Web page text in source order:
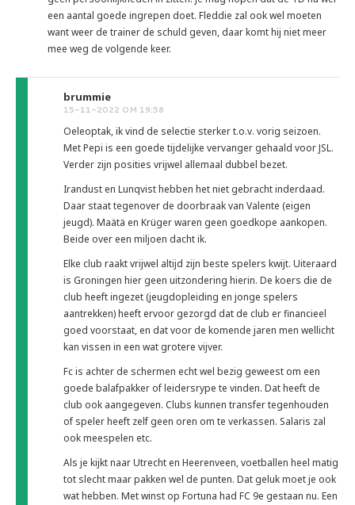
een aantal goede ingrepen doet. Fleddie zal ook wel moeten
want weer de trainer de schuld geven, daar komt hij niet meer
mee weg de volgende keer.
brummie
15-11-2022 OM 19:58
Oeleoptak, ik vind de selectie sterker t.o.v. vorig seizoen.
Met Pepi is een goede tijdelijke vervanger gehaald voor JSL.
Verder zijn posities vrijwel allemaal dubbel bezet.
Irandust en Lunqvist hebben het niet gebracht inderdaad.
Daar staat tegenover de doorbraak van Valente (eigen
jeugd). Maätä en Krüger waren geen goedkope aankopen.
Beide over een miljoen dacht ik.
Elke club raakt vrijwel altijd zijn beste spelers kwijt. Uiteraard
is Groningen hier geen uitzondering hierin. De koers die de
club heeft ingezet (jeugdopleiding en jonge spelers
aantrekken) heeft ervoor gezorgd dat de club er financieel
goed voorstaat, en dat voor de komende jaren men wellicht
kan vissen in een wat grotere vijver.
Fc is achter de schermen echt wel bezig geweest om een
goede balafpakker of leidersrype te vinden. Dat heeft de
club ook aangegeven. Clubs kunnen transfer tegenhouden
of speler heeft zelf geen oren om te verkassen. Salaris zal
ook meespelen etc.
Als je kijkt naar Utrecht en Heerenveen, voetballen heel matig
tot slecht maar pakken wel de punten. Dat geluk moet je ook
wat hebben. Met winst op Fortuna had FC 9e gestaan nu. Een